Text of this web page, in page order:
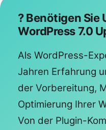
? Benötigen
WordPress 7.0
Als WordPress-
Jahren Erfahrung
der Vorbereitung,
Optimierung Ihrer
Von der Plugin-